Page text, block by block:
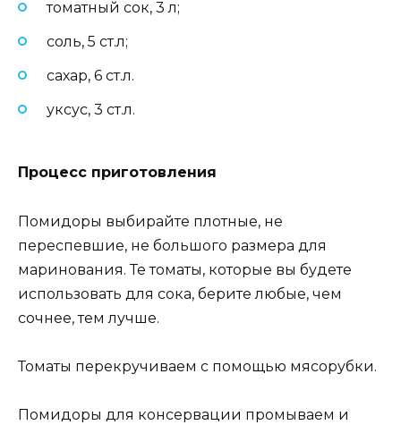
томатный сок, 3 л;
соль, 5 ст.л;
сахар, 6 ст.л.
уксус, 3 ст.л.
Процесс приготовления
Помидоры выбирайте плотные, не
переспевшие, не большого размера для
маринования. Те томаты, которые вы будете
использовать для сока, берите любые, чем
сочнее, тем лучше.
Томаты перекручиваем с помощью мясорубки.
Помидоры для консервации промываем и